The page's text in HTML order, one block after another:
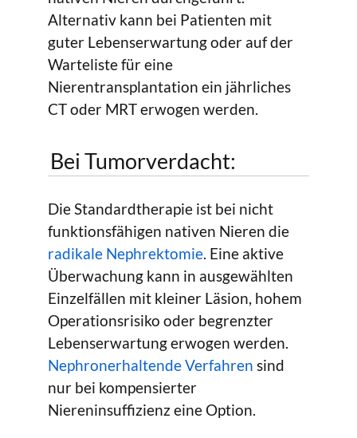
Alternativ kann bei Patienten mit
guter Lebenserwartung oder auf der
Warteliste für eine
Nierentransplantation ein jährliches
CT oder MRT erwogen werden.
Bei Tumorverdacht:
Die Standardtherapie ist bei nicht
funktionsfähigen nativen Nieren die
radikale Nephrektomie. Eine aktive
Überwachung kann in ausgewählten
Einzelfällen mit kleiner Läsion, hohem
Operationsrisiko oder begrenzter
Lebenserwartung erwogen werden.
Nephronerhaltende Verfahren sind
nur bei kompensierter
Niereninsuffizienz eine Option.